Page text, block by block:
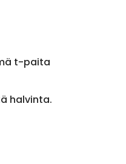
t-paita
halvinta.